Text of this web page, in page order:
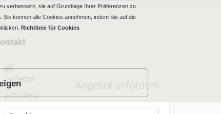
Angebot anfordern
verbessern, sie auf Grundlage Ihrer Präferenzen zu
können alle Cookies annehmen, indem Sie auf die
Richtlinie für Cookies